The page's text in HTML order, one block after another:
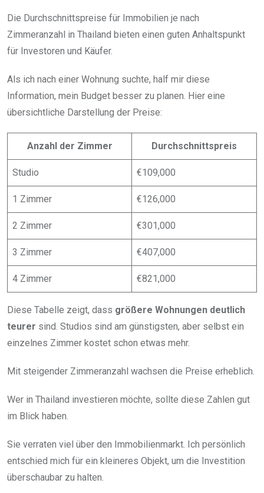
Die Durchschnittspreise für Immobilien je nach
Zimmeranzahl in Thailand bieten einen guten Anhaltspunkt
für Investoren und Käufer.
Als ich nach einer Wohnung suchte, half mir diese
Information, mein Budget besser zu planen. Hier eine
übersichtliche Darstellung der Preise:
Anzahl der Zimmer Durchschnittspreis
Studio €109,000
1 Zimmer €126,000
2 Zimmer €301,000
3 Zimmer €407,000
4 Zimmer €821,000
Diese Tabelle zeigt, dass größere Wohnungen deutlich
teurer sind. Studios sind am günstigsten, aber selbst ein
einzelnes Zimmer kostet schon etwas mehr.
Mit steigender Zimmeranzahl wachsen die Preise erheblich.
Wer in Thailand investieren möchte, sollte diese Zahlen gut
im Blick haben.
Sie verraten viel über den Immobilienmarkt. Ich persönlich
entschied mich für ein kleineres Objekt, um die Investition
überschaubar zu halten.